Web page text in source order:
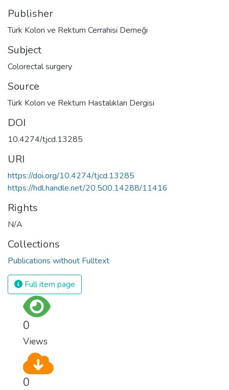
Publisher
Türk Kolon ve Rektum Cerrahisi Derneği
Subject
Colorectal surgery
Source
Türk Kolon ve Rektum Hastalıkları Dergisi
DOI
10.4274/tjcd.13285
URI
https://doi.org/10.4274/tjcd.13285
https://hdl.handle.net/20.500.14288/11416
Rights
N/A
Collections
Publications without Fulltext
Full item page
0
Views
0